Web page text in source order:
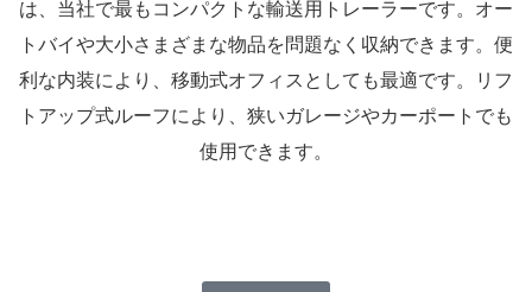
は、当社で最もコンパクトな輸送用トレーラーです。オー
トバイや大小さまざまな物品を問題なく収納できます。便
利な内装により、移動式オフィスとしても最適です。リフ
トアップ式ルーフにより、狭いガレージやカーポートでも
使用できます。